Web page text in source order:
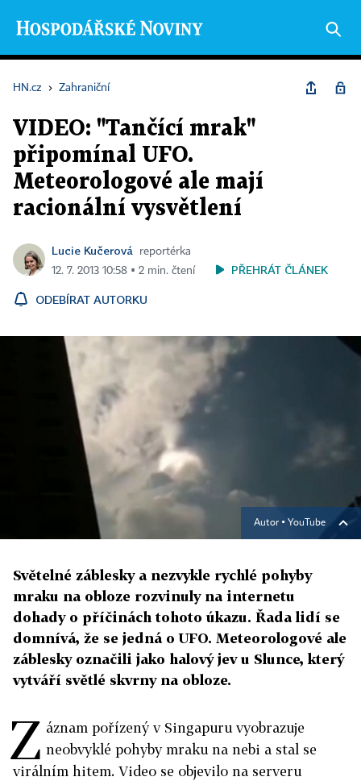
HN.cz › Zahraniční
VIDEO: "Tančící mrak"
připomínal UFO.
Meteorologové ale mají
racionální vysvětlení
Lucie Kučerová
reportérka
12. 7. 2013 10:58 ▪ 2 min. čtení
PŘEHRÁT ČLÁNEK
ODEBÍRAT AUTORKU
Autor ▪ YouTube
Světelné záblesky a nezvykle rychlé pohyby
mraku na obloze rozvinuly na internetu
dohady o příčinách tohoto úkazu. Řada lidí se
domnívá, že se jedná o UFO. Meteorologové ale
záblesky označili jako halový jev u Slunce, který
vytváří světlé skvrny na obloze.
Z áznam pořízený v Singapuru vyobrazuje
neobvyklé pohyby mraku na nebi a stal se
virálním hitem. Video se objevilo na serveru